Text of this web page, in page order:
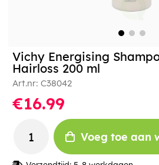
Vichy Energising
Hairloss 200 ml
Art.nr: C38042
€16.99
Voeg toe aan